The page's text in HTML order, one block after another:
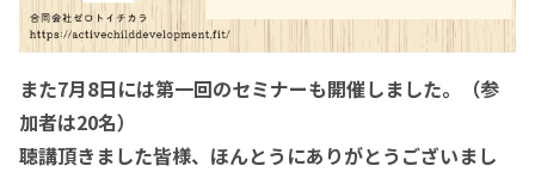
また7月8日には第一回のセミナーも開催しました。（参
加者は20名）
聴講頂きました皆様、ほんとうにありがとうございまし